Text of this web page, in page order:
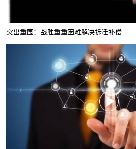
突出重围：战胜重重困难解决拆迁补偿